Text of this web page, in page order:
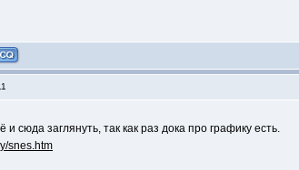
сюда заглянуть, так как раз дока про графику есть.
snes.htm